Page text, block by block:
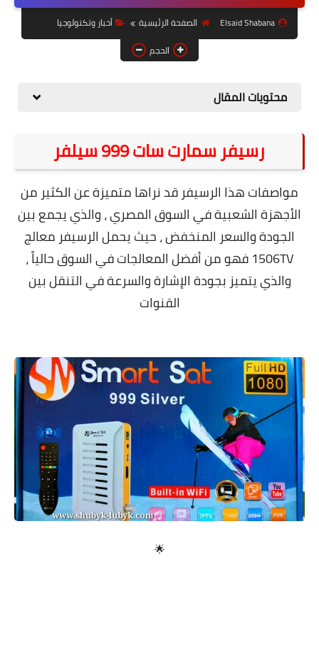
تحديث الرسيفرات
أنظمة تشغيل Windows
قصة وعبرة
حماية
أخبار وتكنولوجيا
أدوات كهربائية
قوالب وشروحات بلوجر
كوميدي
Elsaid Shabana الصفحة الرئيسية
أخبار وتكنولوجيا
الحجم
محتويات المقال
رسيفر سمارت سات 999 سيلفر
مواصفات هذا الرسيفر قد نراها متميزة عن الكثير من
الأجهزة الشعبية في السوق المصري ، والذي يجمع بين
الجودة والسعر المنخفض ، حيث يحمل الرسيفر معالج
1506TV فهو من أفضل المعالجات في السوق حالياً ،
والذي يتميز بجودة الإشارة والسرعة في التنقل بين
القنوات
🌟